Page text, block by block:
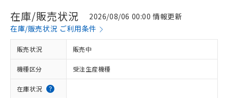
在庫/販売状況
2026/08/06 00:00 情報更新
在庫/販売状況 ご利用条件
販売状況 販売中
機種区分 受注生産機種
在庫状況